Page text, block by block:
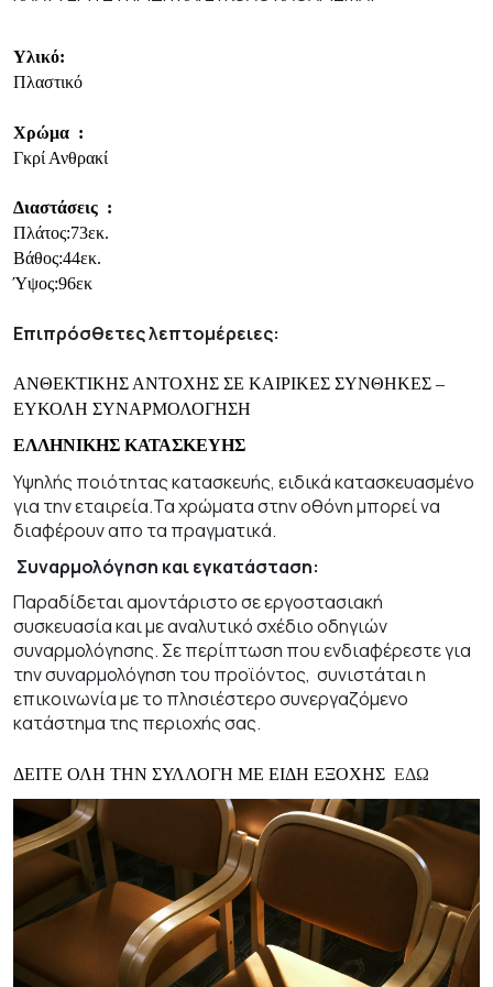
Υλικό:
Πλαστικό
Χρώμα :
Γκρί Ανθρακί
Διαστάσεις :
Πλάτος:73εκ.
Βάθος:44εκ.
Ύψος:96εκ
Επιπρόσθετες λεπτομέρειες:
ΑΝΘΕΚΤΙΚΗΣ ΑΝΤΟΧΗΣ ΣΕ ΚΑΙΡΙΚΕΣ ΣΥΝΘΗΚΕΣ –
ΕΥΚΟΛΗ ΣΥΝΑΡΜΟΛΟΓΗΣΗ
ΕΛΛΗΝΙΚΗΣ ΚΑΤΑΣΚΕΥΗΣ
Υψηλής ποιότητας κατασκευής, ειδικά κατασκευασμένο
για την εταιρεία.Τα χρώματα στην οθόνη μπορεί να
διαφέρουν απο τα πραγματικά.
Συναρμολόγηση και εγκατάσταση:
Παραδίδεται αμοντάριστο σε εργοστασιακή
συσκευασία και με αναλυτικό σχέδιο οδηγιών
συναρμολόγησης. Σε περίπτωση που ενδιαφέρεστε για
την συναρμολόγηση του προϊόντος, συνιστάται η
επικοινωνία με το πλησιέστερο συνεργαζόμενο
κατάστημα της περιοχής σας.
ΔΕΙΤΕ ΟΛΗ ΤΗΝ ΣΥΛΛΟΓΗ ΜΕ ΕΙΔΗ ΕΞΟΧΗΣ ΕΔΩ